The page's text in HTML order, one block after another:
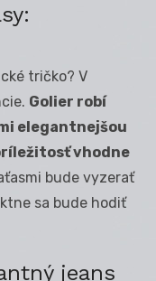
tričko? V
Golier robí
elegantnejšou
itosť vhodne
bude vyzerať
sa bude hodiť
jeans